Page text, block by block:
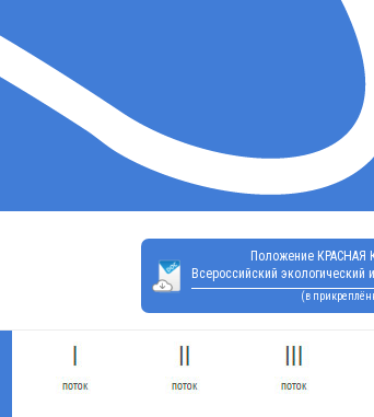
Положение
Всероссийский экологический
(в